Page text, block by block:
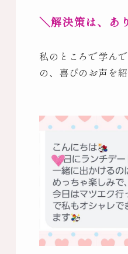
＼解決策は、あ
私のところで学ん
の、喜びのお声を